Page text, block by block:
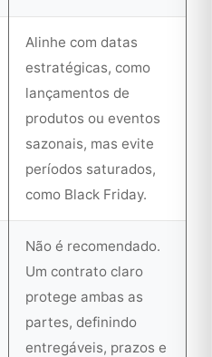
Alinhe com datas
estratégicas, como
lançamentos de
produtos ou eventos
sazonais, mas evite
períodos saturados,
como Black Friday.
Não é recomendado.
Um contrato claro
protege ambas as
partes, definindo
entregáveis, prazos e